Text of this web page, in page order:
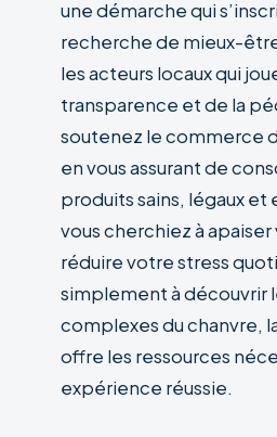
une démarche qui
recherche de mieux-
les acteurs locaux qui
transparence et de la
soutenez le commerce
en vous assurant de
produits sains, légaux et
vous cherchiez à apaiser
réduire votre stress
simplement à découvrir
complexes du chanvre,
offre les ressources
expérience réussie.